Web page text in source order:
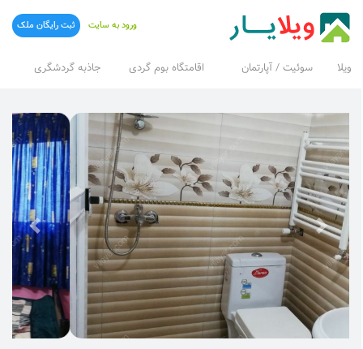
ویلا سوئیت / آپارتمان اقامتگاه بوم گردی جاذبه گردشگری
ورود به سایت ثبت رایگان ملک